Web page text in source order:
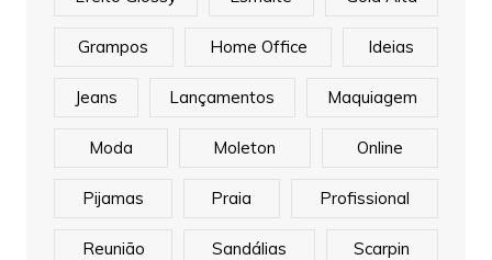
Grampos Home Office Ideias
Jeans Lançamentos Maquiagem
Moda Moleton Online
Pijamas Praia Profissional
Reunião Sandálias Scarpin